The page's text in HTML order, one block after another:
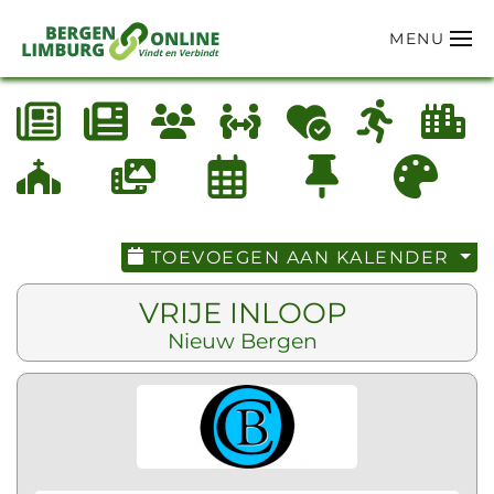
Terug naar hoofdinhoud
MENU
TOEVOEGEN AAN KALENDER
VRIJE INLOOP
Nieuw Bergen